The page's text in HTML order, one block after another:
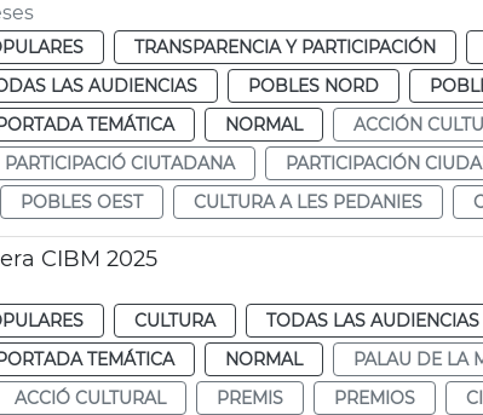
TRANSPARENCIA Y PARTICIPACIÓN
LAS AUDIENCIAS POBLES NORD
TEMÁTICA NORMAL ACCIÓN
PARTICIPACIÓ CIUTADANA
PARTICIPACIÓN
POBLES OEST CULTURA A LES PEDANIES
CIBM 2025
CULTURA TODAS LAS AUDIENCIAS
TEMÁTICA NORMAL
PALAU DE LA
ACCIÓ CULTURAL PREMIS PREMIOS